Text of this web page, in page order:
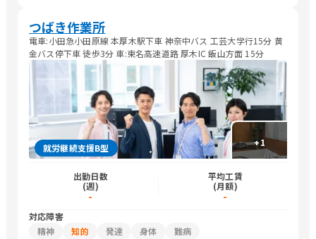
つばき作業所
電車:小田急小田原線 本厚木駅下車 神奈中バス 工芸大学行15分 黄
金バス停下車 徒歩3分 車:東名高速道路 厚木IC 飯山方面 15分
+1
就労継続支援B型
出勤日数
(週)
-
平均工賃
(月額)
-
対応障害
精神
知的 発達 身体 難病